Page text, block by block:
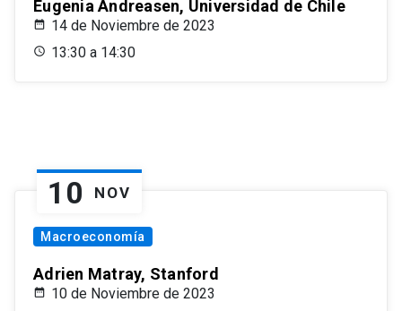
Eugenia Andreasen, Universidad de Chile
14 de Noviembre de 2023
13:30 a 14:30
10 NOV
Macroeconomía
Adrien Matray, Stanford
10 de Noviembre de 2023